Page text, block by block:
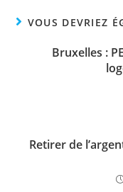
VOUS DEVRIEZ
Bruxelles :
Retirer de